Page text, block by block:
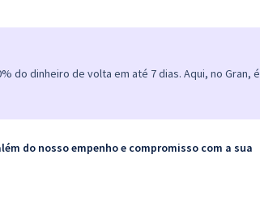
do dinheiro de volta em até 7 dias. Aqui, no Gran, é
do nosso empenho e compromisso com a sua